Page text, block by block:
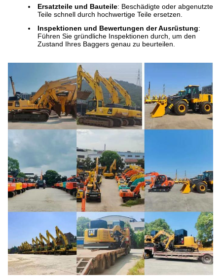
Ersatzteile und Bauteile: Beschädigte oder abgenutzte
Teile schnell durch hochwertige Teile ersetzen.
Inspektionen und Bewertungen der Ausrüstung:
Führen Sie gründliche Inspektionen durch, um den
Zustand Ihres Baggers genau zu beurteilen.